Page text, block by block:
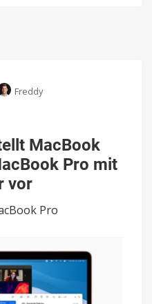
Freddy
MacBook
Pro mit
vor
Pro